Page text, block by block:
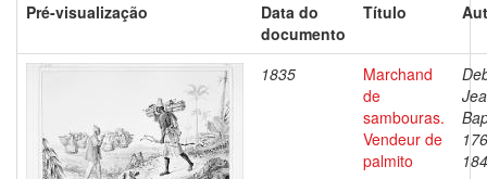
Pré-visualização
Data do
documento
Título
1835
Marchand
de
sambouras.
Vendeur de
palmito